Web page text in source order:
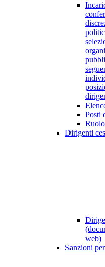
Posti
Dirigenti
web)
Sanzioni